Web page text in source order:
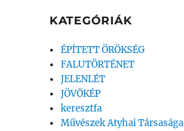
KATEGÓRIÁK
ÉPÍTETT ÖRÖKSÉG
FALUTÖRTÉNET
JELENLÉT
JÖVŐKÉP
keresztfa
Művészek Atyhai Társasága